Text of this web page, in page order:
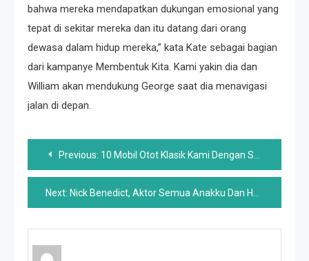
bahwa mereka mendapatkan dukungan emosional yang
tepat di sekitar mereka dan itu datang dari orang
dewasa dalam hidup mereka,” kata Kate sebagai bagian
dari kampanye Membentuk Kita. Kami yakin dia dan
William akan mendukung George saat dia menavigasi
jalan di depan.
Post
navigation
Previous: 10 Mobil Otot Klasik Kami Dengan Senang Hati Memilih Sebagai Pengemudi Harian Daripada Kucing Neraka Baru
Next: Nick Benedict, Aktor Semua Anakku Dan Hari Hidup Kita, Meninggal